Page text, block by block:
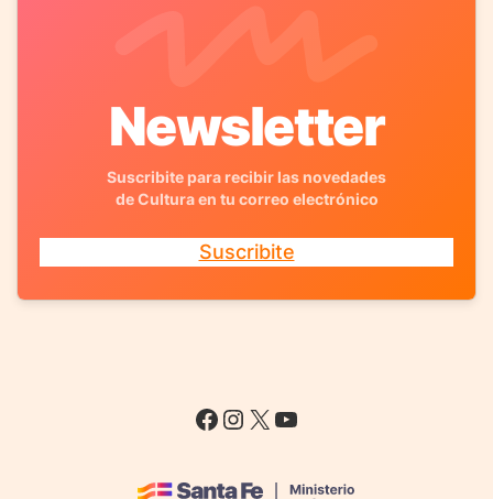
Newsletter
Suscribite para recibir las novedades
de Cultura en tu correo electrónico
Suscribite
Facebook
Instagram
X YouTube